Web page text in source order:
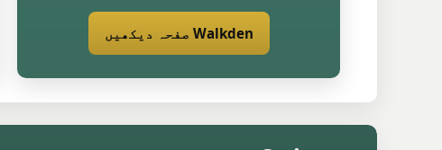
Walkden صفحہ دیکھیں